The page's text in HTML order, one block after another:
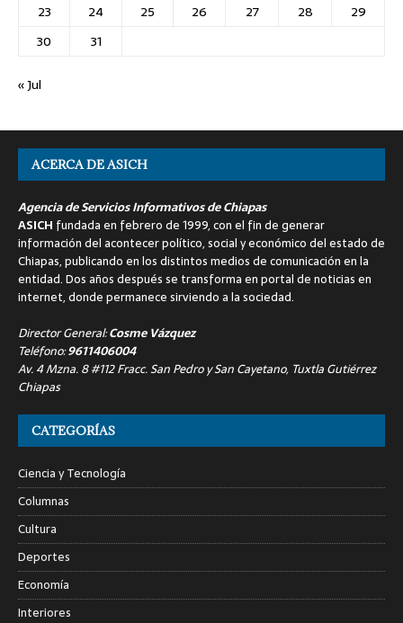
23
24 25 26 27 28
29
30
31
« Jul
ACERCA DE ASICH
Agencia de Servicios Informativos de Chiapas
ASICH fundada en febrero de 1999, con el fin de generar
información del acontecer político, social y económico del estado de
Chiapas, publicando en los distintos medios de comunicación en la
entidad. Dos años después se transforma en portal de noticias en
internet, donde permanece sirviendo a la sociedad.
Director General:Cosme Vázquez
Teléfono:9611406004
Av. 4 Mzna. 8 #112 Fracc. San Pedro y San Cayetano, Tuxtla Gutiérrez
Chiapas
CATEGORÍAS
Ciencia y Tecnología
Columnas
Cultura
Deportes
Economía
Interiores